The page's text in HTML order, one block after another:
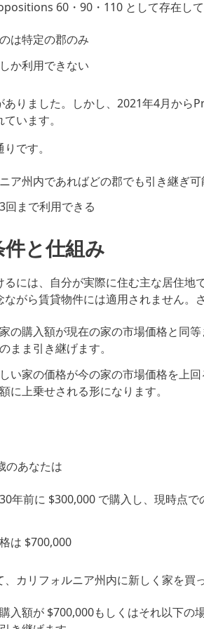
60・90・110 として存在して
は特定の郡のみ
か利用できない
ありました。しかし、2021年4月か
います。
です。
ア州内であればどの郡でも引き継ぎ可
回まで利用できる
と仕組み
るには、自分が実際に住む主な居住地
がら賃貸物件には適用されません。
の購入額が現在の家の市場価格と同
まま引き継げます。
い家の価格が今の家の市場価格を上
に上乗せされる形になります。
のあなたは
年前に $300,000 で購入し、現時点
は $700,000
カリフォルニア州内に新しく家を買
入額が $700,000もしくはそれ以下の